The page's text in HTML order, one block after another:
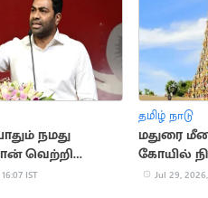
நமது
வெற்றி
ஆதவ்
IST
தமிழ் நாடு
மதுரை
கோயில்
மீது வழக்கு
Jul 29,